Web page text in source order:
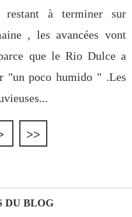
restant à terminer sur
, les avancées vont
que le Rio Dulce a
"un poco humido " .Les
>>
DU BLOG